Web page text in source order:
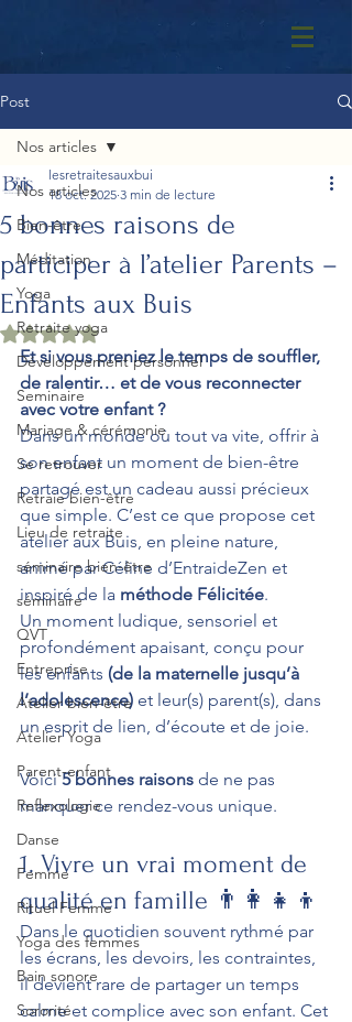
Post
Nos articles
Bien-être
Méditation
Yoga
Retraite yoga
Développement personnel
Seminaire
Mariage & cérémonie
Se retrouver
Retraie bien-être
Lieu de retraite
séminaire bien-être
séminaire
QVT
Entreprise
Atelier bien-être
Atelier Yoga
Parent-enfant
Reflexologie
Danse
Femme
Rituel Femme
Yoga des femmes
Bain sonore
Sororité
Nos articles
5 bonnes raisons de
participer à l’atelier Parents –
Enfants aux Buis
lesretraitesauxbui
18 oct. 2025 3 min de lecture
Noté NaN étoiles sur 5.
Et si vous preniez le temps de souffler,
de ralentir… et de vous reconnecter
avec votre enfant ?
Dans un monde où tout va vite, offrir à
son enfant un moment de bien-être
partagé est un cadeau aussi précieux
que simple. C’est ce que propose cet
atelier aux Buis, en pleine nature,
animé par Céline d’EntraideZen et
inspiré de la méthode Félicitée.
Un moment ludique, sensoriel et
profondément apaisant, conçu pour
les enfants (de la maternelle jusqu’à
l’adolescence) et leur(s) parent(s), dans
un esprit de lien, d’écoute et de joie.
Voici 5 bonnes raisons de ne pas
manquer ce rendez-vous unique.
1. Vivre un vrai moment de
qualité en famille 👨‍👩‍👧‍👦
Dans le quotidien souvent rythmé par
les écrans, les devoirs, les contraintes,
il devient rare de partager un temps
calme et complice avec son enfant. Cet